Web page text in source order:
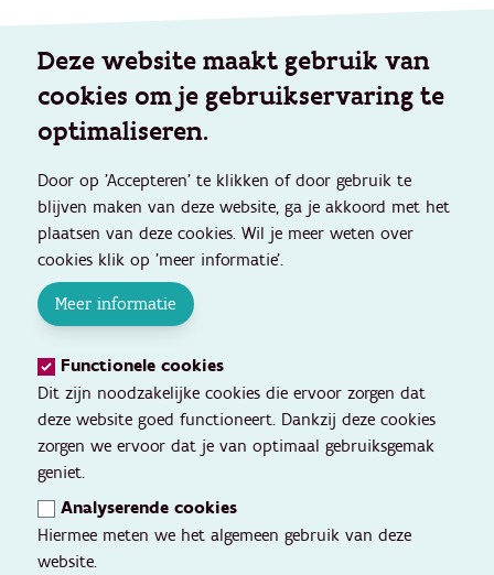
Deze website maakt gebruik van
cookies om je gebruikservaring te
optimaliseren.
Door op 'Accepteren' te klikken of door gebruik te
blijven maken van deze website, ga je akkoord met het
plaatsen van deze cookies. Wil je meer weten over
cookies klik op 'meer informatie'.
Meer informatie
Functionele cookies
Dit zijn noodzakelijke cookies die ervoor zorgen dat
deze website goed functioneert. Dankzij deze cookies
zorgen we ervoor dat je van optimaal gebruiksgemak
geniet.
Analyserende cookies
Hiermee meten we het algemeen gebruik van deze
website.